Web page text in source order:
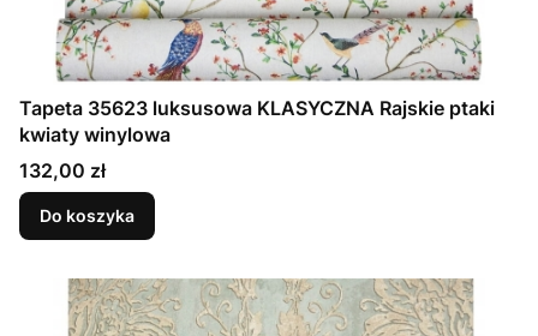
Tapeta 35623 luksusowa KLASYCZNA Rajskie ptaki
kwiaty winylowa
Cena
132,00 zł
Do koszyka